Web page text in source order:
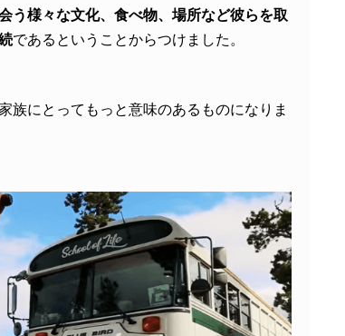
う様々な文化、食べ物、場所など彼らを取
であるということからつけました。
族にとってもっと意味のあるものになりま